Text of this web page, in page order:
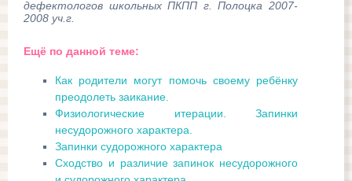
дефектологов школьных ПКПП г. Полоцка 2007-
2008 уч.г.
Ещё по данной теме:
Как родители могут помочь своему ребёнку
преодолеть заикание.
Физиологические итерации. Запинки
несудорожного характера.
Запинки судорожного характера
Сходство и различие запинок несудорожного